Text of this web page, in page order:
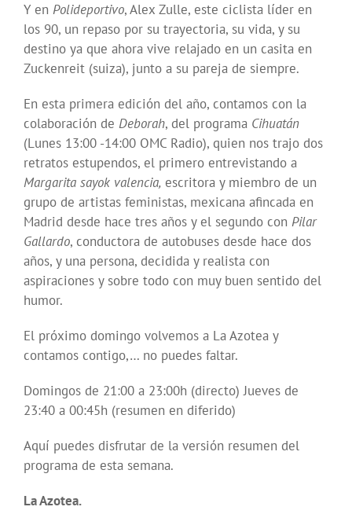
Y en Polideportivo, Alex Zulle, este ciclista líder en
los 90, un repaso por su trayectoria, su vida, y su
destino ya que ahora vive relajado en un casita en
Zuckenreit (suiza), junto a su pareja de siempre.
En esta primera edición del año, contamos con la
colaboración de Deborah, del programa Cihuatán
(Lunes 13:00 -14:00 OMC Radio), quien nos trajo dos
retratos estupendos, el primero entrevistando a
Margarita sayok valencia, escritora y miembro de un
grupo de artistas feministas, mexicana afincada en
Madrid desde hace tres años y el segundo con Pilar
Gallardo, conductora de autobuses desde hace dos
años, y una persona, decidida y realista con
aspiraciones y sobre todo con muy buen sentido del
humor.
El próximo domingo volvemos a La Azotea y
contamos contigo,… no puedes faltar.
Domingos de 21:00 a 23:00h (directo) Jueves de
23:40 a 00:45h (resumen en diferido)
Aquí puedes disfrutar de la versión resumen del
programa de esta semana.
La Azotea.